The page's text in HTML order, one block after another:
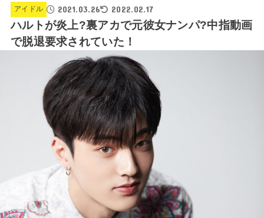
アイドル 2021.03.26 2022.02.17
ハルトが炎上?裏アカで元彼女ナンパ?中指動画
で脱退要求されていた！